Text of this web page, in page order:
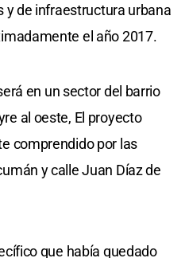
y de infraestructura urbana
el año 2017.
en un sector del barrio
al oeste, El proyecto
comprendido por las
y calle Juan Díaz de
que había quedado